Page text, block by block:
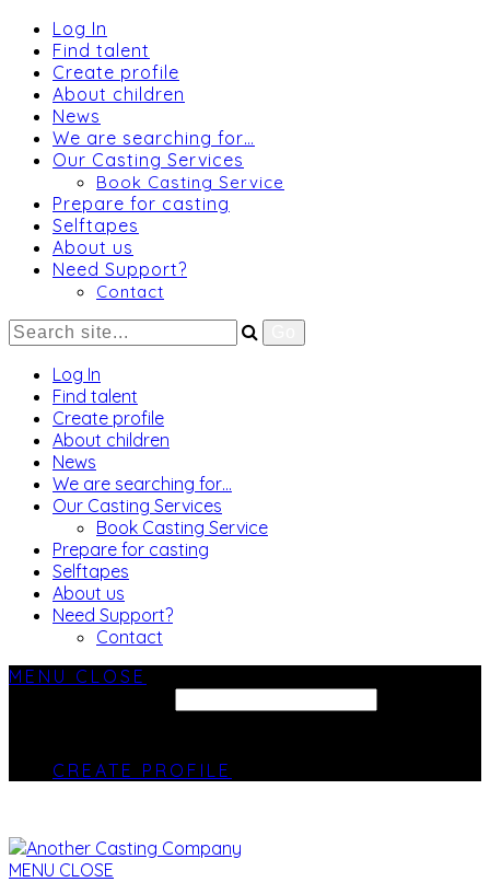
Log In
Find talent
Create profile
About children
News
We are searching for…
Our Casting Services
Book Casting Service
Prepare for casting
Selftapes
About us
Need Support?
Contact
Log In
Find talent
Create profile
About children
News
We are searching for…
Our Casting Services
Book Casting Service
Prepare for casting
Selftapes
About us
Need Support?
Contact
MENU CLOSE
CREATE PROFILE
MENU CLOSE